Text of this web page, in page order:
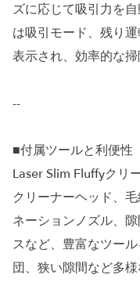
ズに応じて吸引力を
は吸引モード、残り
表示され、効率的な掃
--
■付属ツールと利便性
Laser Slim Fluffyクリ
クリーナーヘッド、
ネーションノズル、
スなど、豊富なツー
団、狭い隙間など多